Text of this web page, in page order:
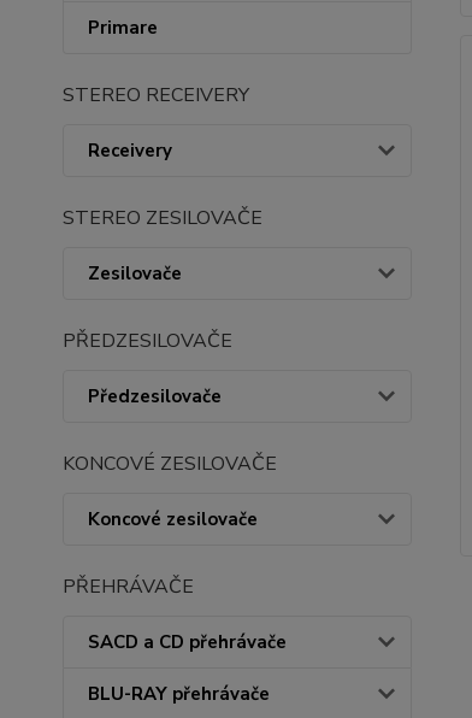
Primare
STEREO RECEIVERY
Receivery
STEREO ZESILOVAČE
Zesilovače
PŘEDZESILOVAČE
Předzesilovače
KONCOVÉ ZESILOVAČE
Koncové zesilovače
PŘEHRÁVAČE
SACD a CD přehrávače
BLU-RAY přehrávače